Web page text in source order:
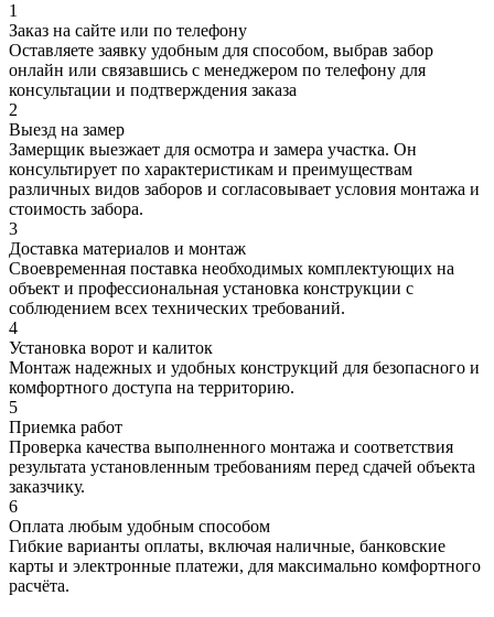
1
Заказ на сайте или по телефону
Оставляете заявку удобным для способом, выбрав забор
онлайн или связавшись с менеджером по телефону для
консультации и подтверждения заказа
2
Выезд на замер
Замерщик выезжает для осмотра и замера участка. Он
консультирует по характеристикам и преимуществам
различных видов заборов и согласовывает условия монтажа и
стоимость забора.
3
Доставка материалов и монтаж
Своевременная поставка необходимых комплектующих на
объект и профессиональная установка конструкции с
соблюдением всех технических требований.
4
Установка ворот и калиток
Монтаж надежных и удобных конструкций для безопасного и
комфортного доступа на территорию.
5
Приемка работ
Проверка качества выполненного монтажа и соответствия
результата установленным требованиям перед сдачей объекта
заказчику.
6
Оплата любым удобным способом
Гибкие варианты оплаты, включая наличные, банковские
карты и электронные платежи, для максимально комфортного
расчёта.